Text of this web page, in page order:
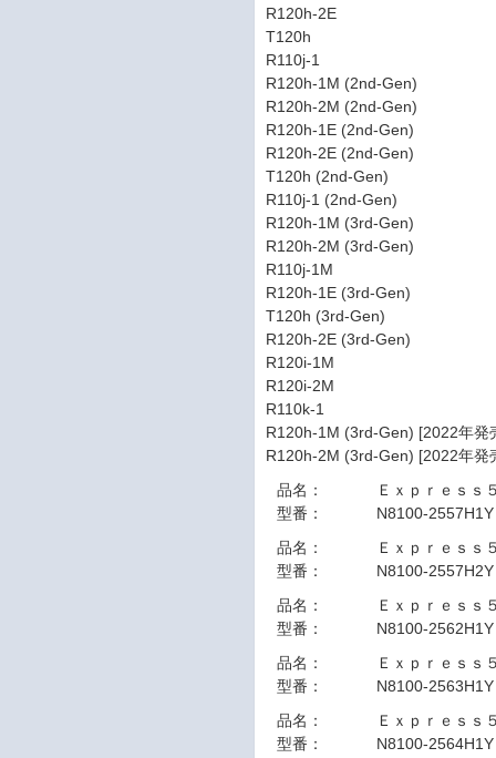
R120h-2E
T120h
R110j-1
R120h-1M (2nd-Gen)
R120h-2M (2nd-Gen)
R120h-1E (2nd-Gen)
R120h-2E (2nd-Gen)
T120h (2nd-Gen)
R110j-1 (2nd-Gen)
R120h-1M (3rd-Gen)
R120h-2M (3rd-Gen)
R110j-1M
R120h-1E (3rd-Gen)
T120h (3rd-Gen)
R120h-2E (3rd-Gen)
R120i-1M
R120i-2M
R110k-1
R120h-1M (3rd-Gen) [2022年発
R120h-2M (3rd-Gen) [2022年発
品名：
Ｅｘｐｒｅｓｓ
型番：
N8100-2557H1Y
品名：
Ｅｘｐｒｅｓｓ
型番：
N8100-2557H2Y
品名：
Ｅｘｐｒｅｓｓ
型番：
N8100-2562H1Y
品名：
Ｅｘｐｒｅｓｓ
型番：
N8100-2563H1Y
品名：
Ｅｘｐｒｅｓｓ
型番：
N8100-2564H1Y